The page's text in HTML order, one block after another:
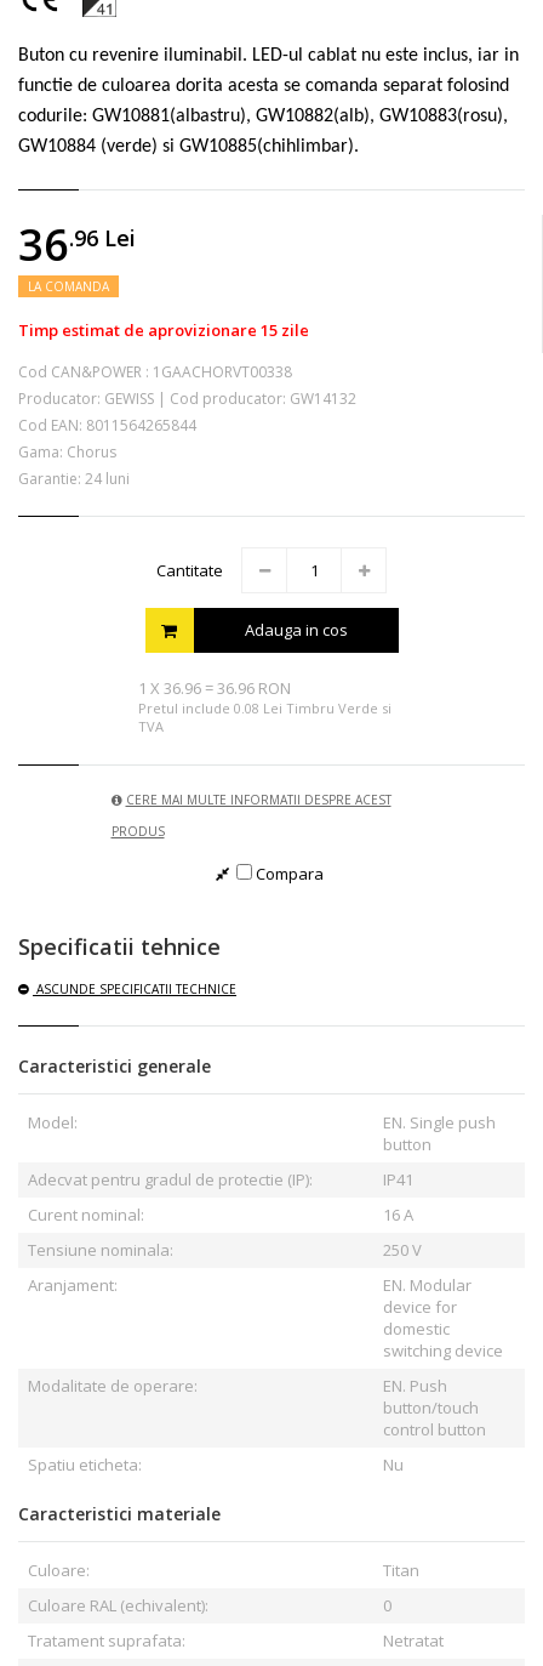
Buton cu revenire iluminabil. LED-ul cablat nu este inclus, iar in
functie de culoarea dorita acesta se comanda separat folosind
codurile: GW10881(albastru), GW10882(alb), GW10883(rosu),
GW10884 (verde) si GW10885(chihlimbar).
36.96 Lei
LA COMANDA
Timp estimat de aprovizionare 15 zile
Cod CAN&POWER : 1GAACHORVT00338
Producator: GEWISS | Cod producator: GW14132
Cod EAN: 8011564265844
Gama: Chorus
Garantie: 24 luni
Cantitate
Adauga in cos
1 X 36.96 =36.96 RON
Pretul include 0.08 Lei Timbru Verde si
TVA
CERE MAI MULTE INFORMATII DESPRE ACEST
PRODUS
Compara
Specificatii tehnice
ASCUNDE SPECIFICATII TECHNICE
Caracteristici generale
Model:
EN. Single push
button
Adecvat pentru gradul de protectie (IP):
IP41
Curent nominal:
16 A
Tensiune nominala:
250 V
Aranjament:
EN. Modular
device for
domestic
switching device
Modalitate de operare:
EN. Push
button/touch
control button
Spatiu eticheta:
Nu
Caracteristici materiale
Culoare:
Titan
Culoare RAL (echivalent):
0
Tratament suprafata:
Netratat